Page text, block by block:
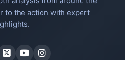
to the action with expert